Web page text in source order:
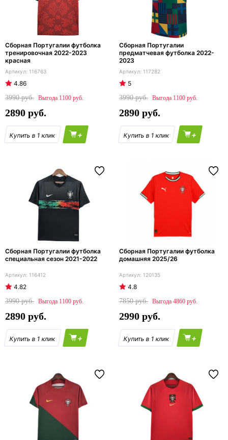
Сборная Португалии футболка
тренировочная 2022-2023
красная
116763
4.86
3990
1100
2890
+
Сборная Португалии
предматчевая футболка 2022-
2023
117282
5
3990
1100
2890
+
Сборная Португалии футболка
специальная сезон 2021-2022
116412
4.82
3990
1100
2890
+
Сборная Португалии футболка
домашняя 2025/26
120135
4.8
7850
4860
2990
+